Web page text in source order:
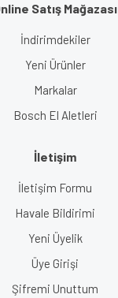
Satış Mağazası
İndirimdekiler
Yeni Ürünler
Markalar
Bosch El Aletleri
İletişim
İletişim Formu
Havale Bildirimi
Yeni Üyelik
Üye Girişi
Şifremi Unuttum